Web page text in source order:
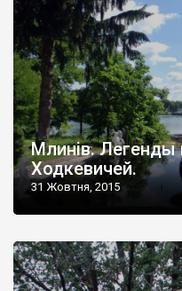
Млинів.
Ходкевичей.
31 Жовтня, 2015